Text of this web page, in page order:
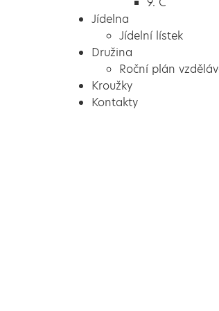
Jídelna
Jídelní lístek
Družina
Roční plán
Kroužky
Kontakty